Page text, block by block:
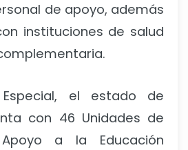
de apoyo, además
instituciones de salud
Especial, el estado de
con 46 Unidades de
a la Educación